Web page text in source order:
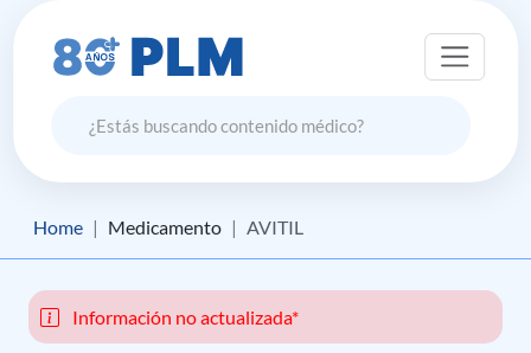
Home Medicamento AVITIL
Información no actualizada*